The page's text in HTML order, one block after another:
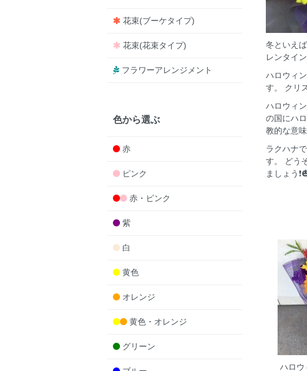
冬といえ
レンタイ
ハロウィ
す。 クリ
ハロウィ
の国にハ
教的な意
ラクハナ
す。 どう
ましょう
ハロウ
花束(ブーケタイプ)
花束(花束タイプ)
フラワーアレンジメント
色から選ぶ
赤
ピンク
赤・ピンク
紫
白
黄色
オレンジ
黄色・オレンジ
グリーン